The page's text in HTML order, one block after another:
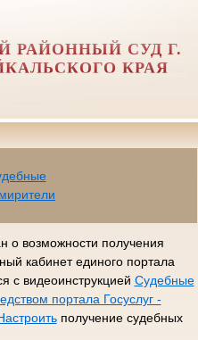
РАЙОННЫЙ СУД Г.
КРАЯ
о возможности получения
кабинет единого портала
с видеоинструкцией Судебные
портала Госуслуг -
получение судебных